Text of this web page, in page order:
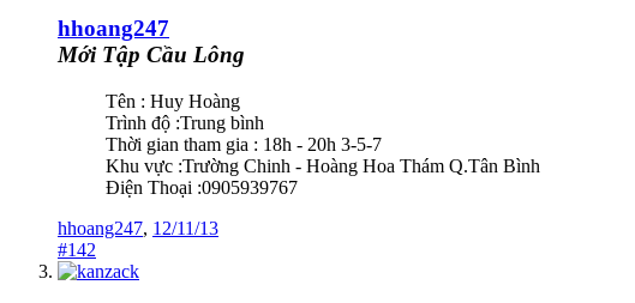
hhoang247
Mới Tập Cầu Lông
Tên : Huy Hoàng
Trình độ :Trung bình
Thời gian tham gia : 18h - 20h 3-5-7
Khu vực :Trường Chinh - Hoàng Hoa Thám Q.Tân Bình
Điện Thoại :0905939767
hhoang247, 12/11/13
#142